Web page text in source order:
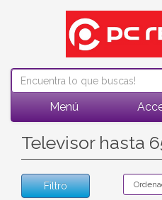
Menú
Televisor hasta
Filtro